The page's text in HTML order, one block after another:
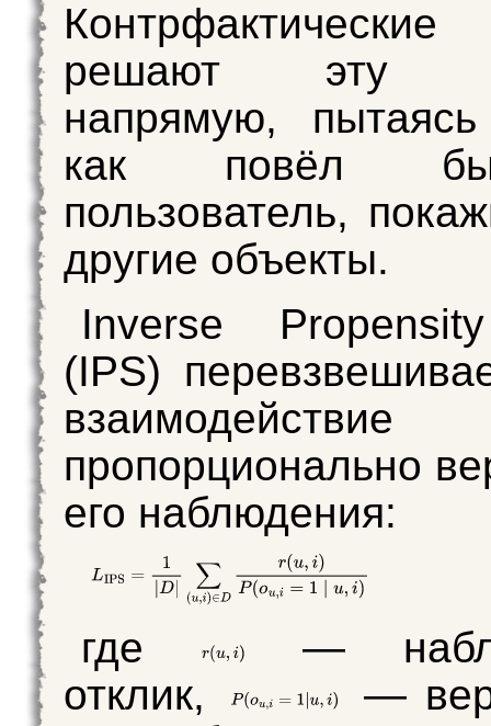
решают эту
напрямую,
как повёл
пользователь,
другие объекты.
Inverse
(IPS)
взаимодействие
пропорционально
его наблюдения:
где
—
отклик,
—